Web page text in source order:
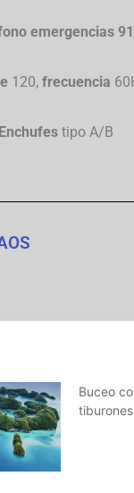
emergencias
120, frecuencia
Enchufestipo A/B